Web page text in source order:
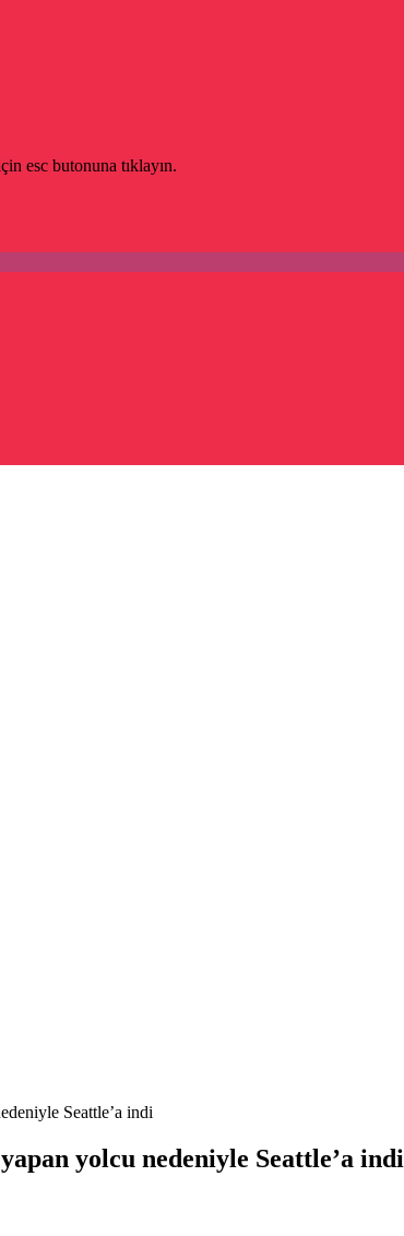
esc butonuna tıklayın.
Seattle’a indi
yapan yolcu nedeniyle Seattle’a indi